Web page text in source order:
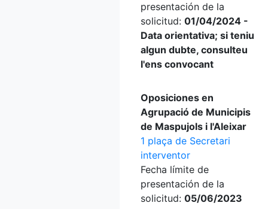
presentación de la
solicitud: 01/04/2024 -
Data orientativa; si teniu
algun dubte, consulteu
l'ens convocant
Oposiciones en
Agrupació de Municipis
de Maspujols i l'Aleixar
1 plaça de Secretari
interventor
Fecha límite de
presentación de la
solicitud: 05/06/2023